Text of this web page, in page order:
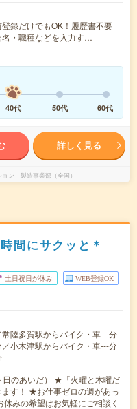
録だけでもOK！履歴書不要
・職種などを入力す…
40代 50代 60代
詳しく見る
ン 製造事業部（全国）
間にサクッと＊
土日祝日が休み WEB登録OK
陸多賀駅からバイク・車---分
小木津駅からバイク・車---分
日のあいだ） ★「火曜と木曜だ
す！ ★お仕事ゼロの週があっ
みの希望はお気軽にご相談く